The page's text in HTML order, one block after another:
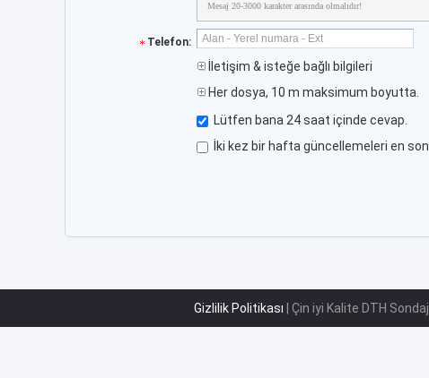
Mesaj 20-3000 karakter arasında olmalıdır!
Telefon:
İletişim & isteğe bağlı bilgileri
Her dosya, 10 m maksimum boyutta.
Lütfen bana 24 saat içinde cevap.
İki kez bir hafta güncellemeleri en
Gizlilik Politikası | Çin iyi Kalite DTH